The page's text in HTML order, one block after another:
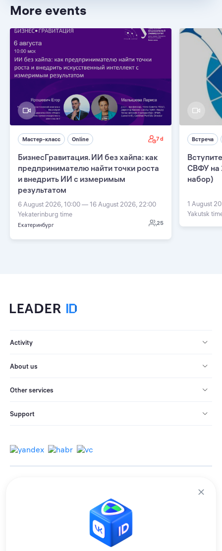
More events
Мастер-класс Online 7 d
БизнесГравитация. ИИ без хайпа: как
предпринимателю найти точки роста
и внедрить ИИ с измеримым
результатом
6 August 2026, 10:00 — 16 August 2026, 22:00
Yekaterinburg time
Екатеринбург 25
Встреча
СВФУ на
набор)
1 August
Yakutsk
Activity
About us
Other services
Support
Personal data processing policy
We use cookies to improve services for you.
By remaining on the site, you consent to the collection and processing of